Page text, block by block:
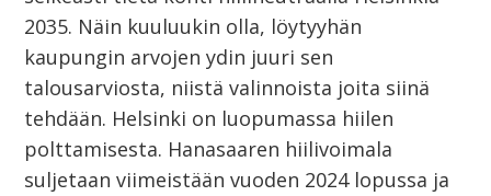
2035. Näin kuuluukin olla, löytyyhän
kaupungin arvojen ydin juuri sen
talousarviosta, niistä valinnoista joita siinä
tehdään. Helsinki on luopumassa hiilen
polttamisesta. Hanasaaren hiilivoimala
suljetaan viimeistään vuoden 2024 lopussa ja